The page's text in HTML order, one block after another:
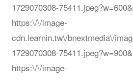
1729070308-
https:\/\/image-
cdn.learnin.tw\/bnextmedia\/
1729070308-
https:\/\/image-